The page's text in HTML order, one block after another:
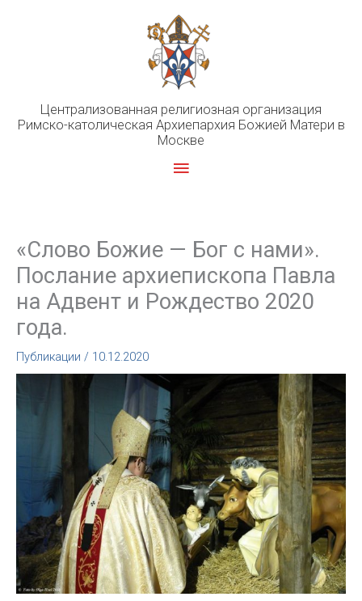
Централизованная религиозная организация
Римско-католическая Архиепархия Божией Матери в
Москве
Главное
«Слово Божие — Бог с нами».
Послание архиепископа Павла
на Адвент и Рождество 2020
года.
Публикации / 10.12.2020